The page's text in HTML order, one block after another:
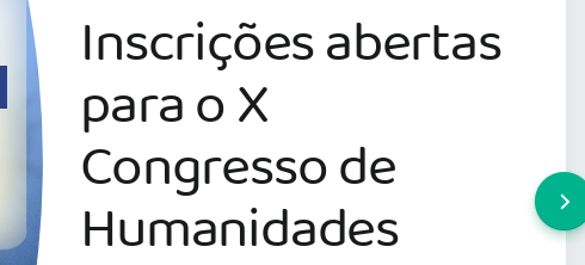
Inscrições abertas
para o X
Congresso de
Humanidades